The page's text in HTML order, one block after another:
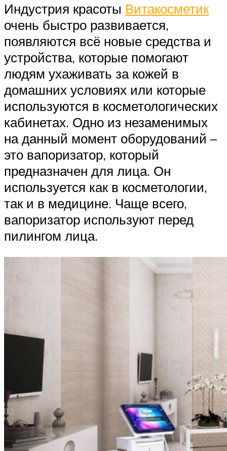
Индустрия красоты Витакосметик
очень быстро развивается,
появляются всё новые средства и
устройства, которые помогают
людям ухаживать за кожей в
домашних условиях или которые
используются в косметологических
кабинетах. Одно из незаменимых
на данный момент оборудований –
это вапоризатор, который
предназначен для лица. Он
используется как в косметологии,
так и в медицине. Чаще всего,
вапоризатор используют перед
пилингом лица.